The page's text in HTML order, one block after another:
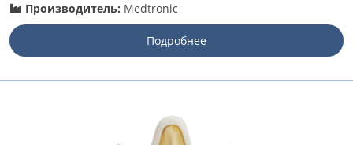
Производитель: Medtronic
Подробнее